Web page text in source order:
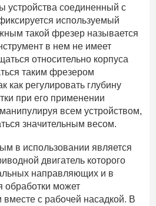
устройства соединенный с
используемый
такой фрезер называется
в нем не имеет
относительно корпуса
таким фрезером
как регулировать глубину
при его применении
всем устройством,
значительным весом.
в использовании является
двигатель которого
направляющих и в
обработки может
с рабочей насадкой. В